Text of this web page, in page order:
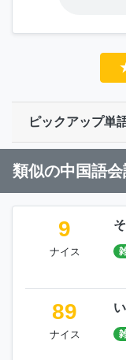
ピックアップ単
類似の中国語会
9
ナイス
89
ナイス